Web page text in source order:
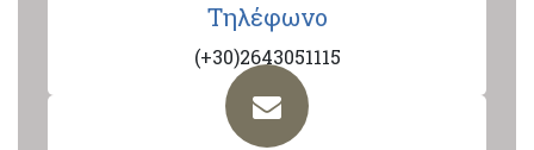
Τηλέφωνο
(+30)2643051115